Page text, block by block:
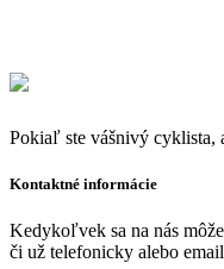
Pokiaľ ste vášnivý cyklista,
Kontaktné informácie
Kedykoľvek sa na nás
či už telefonicky alebo